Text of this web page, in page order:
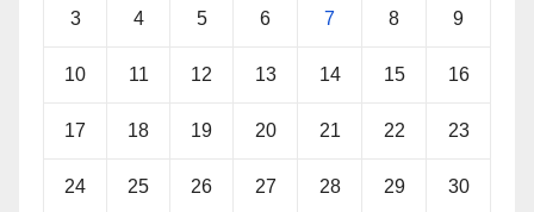
3 4 5 6 7 8 9
10 11 12 13 14 15 16
17 18 19 20 21 22 23
24 25 26 27 28 29 30